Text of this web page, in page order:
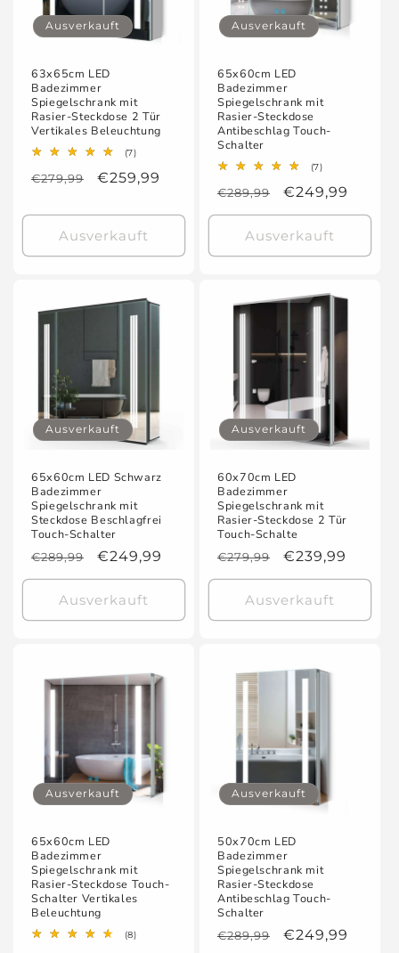
Ausverkauft
63x65cm LED
Badezimmer
Spiegelschrank mit
Rasier-Steckdose 2 Tür
Vertikales Beleuchtung
(7)7
insgesamt
Normaler
€279,99 Verkaufspreis
€259,99
Ausverkauft
Ausverkauft
65x60cm LED
Badezimmer
Spiegelschrank mit
Rasier-Steckdose
Antibeschlag Touch-
Schalter
(7)7
insgesamt
Normaler
Preis
€289,99 Verkaufspreis
€249,99
Ausverkauft
Ausverkauft
65x60cm LED Schwarz
Badezimmer
Spiegelschrank mit
Steckdose Beschlagfrei
Touch-Schalter
Normaler
Preis
€289,99 Verkaufspreis
€249,99
Ausverkauft
Ausverkauft
60x70cm LED
Badezimmer
Spiegelschrank mit
Rasier-Steckdose 2 Tür
Touch-Schalte
Normaler
Preis
€279,99 Verkaufspreis
€239,99
Ausverkauft
Ausverkauft
65x60cm LED
Badezimmer
Spiegelschrank mit
Rasier-Steckdose Touch-
Schalter Vertikales
Beleuchtung
(8)8
Ausverkauft
50x70cm LED
Badezimmer
Spiegelschrank mit
Rasier-Steckdose
Antibeschlag Touch-
Schalter
Normaler
€289,99 Verkaufspreis
€249,99